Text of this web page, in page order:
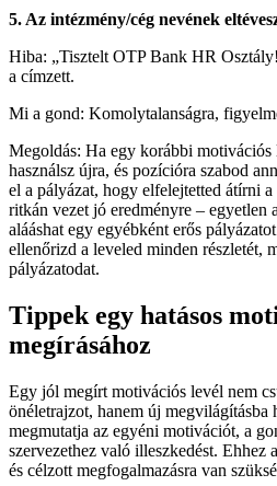
5. Az intézmény/cég nevének
Hiba: „Tisztelt OTP Bank HR
a címzett.
Mi a gond: Komolytalanságra,
Megoldás: Ha egy korábbi motivációs
használsz újra, és pozícióra szabod
el a pályázat, hogy elfelejtetted átírni
ritkán vezet jó eredményre – egyetlen
alááshat egy egyébként erős
ellenőrizd a leveled minden részletét,
pályázatodat.
Tippek egy hatásos
megírásához
Egy jól megírt motivációs levél nem
önéletrajzot, hanem új megvilágításba
megmutatja az egyéni motivációt, a
szervezethez való illeszkedést. Ehhez
és célzott megfogalmazásra van